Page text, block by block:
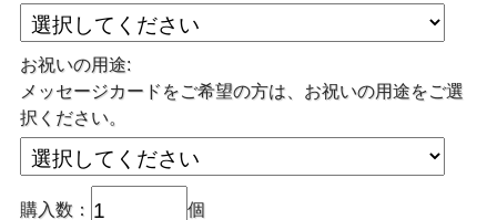
お祝いの用途:
メッセージカードをご希望の方は、お祝いの用途をご選
択ください。
購入数： 個